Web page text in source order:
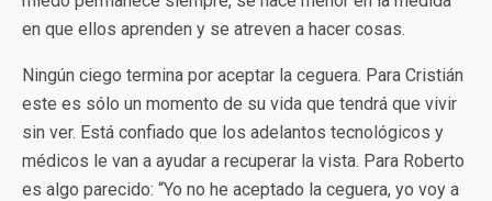
en que ellos aprenden y se atreven a hacer cosas.
Ningún ciego termina por aceptar la ceguera. Para Cristián
este es sólo un momento de su vida que tendrá que vivir
sin ver. Está confiado que los adelantos tecnológicos y
médicos le van a ayudar a recuperar la vista. Para Roberto
es algo parecido: “Yo no he aceptado la ceguera, yo voy a